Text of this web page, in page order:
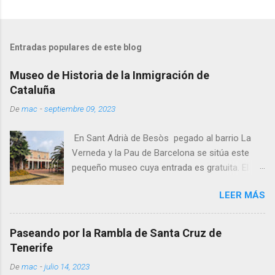
Entradas populares de este blog
Museo de Historia de la Inmigración de
Cataluña
Demac -septiembre 09, 2023
En Sant Adrià de Besòs pegado al barrio La
Verneda y la Pau de Barcelona se sitúa este
pequeño museo cuya entrada es gratuita. El
señorial del siglo XIX, de planta cuadrada a
medio camino entre una masía y una residencia
colonial. Recorriendo el perímetro de la casa
continuas subiéndote al vagón del "sevillano",
LEER MÁS
Paseando por la Rambla de Santa Cruz de
Tenerife
Demac -julio 14, 2023